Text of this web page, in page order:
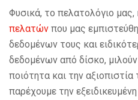
Φυσικά, το πελατολόγιο μας,
πελατών που μας
δεδομένων τους και
δεδομένων από δίσκο,
ποιότητα και την
παρέχουμε την